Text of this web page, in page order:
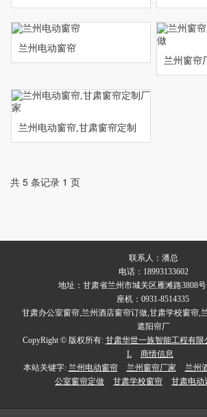
兰州电动窗帘
兰州窗帘
兰州电动窗帘,甘肃窗帘定制
共 5 条记录 1 页
联系人：潘总
电话：18993133602
地址：甘肃省兰州市城关区雁滩路3808
座机：0931-8514335
甘肃办公室窗帘,兰州酒店窗帘订做,甘肃学校窗帘,
遮阳帘厂
CopyRight © 版权所有: 甘肃华世一族智能工程有限
L
商情信息
本站关键字: 兰州电动窗帘 兰州窗帘厂家 兰州
公室窗帘定做
甘肃学校窗帘 甘肃电动